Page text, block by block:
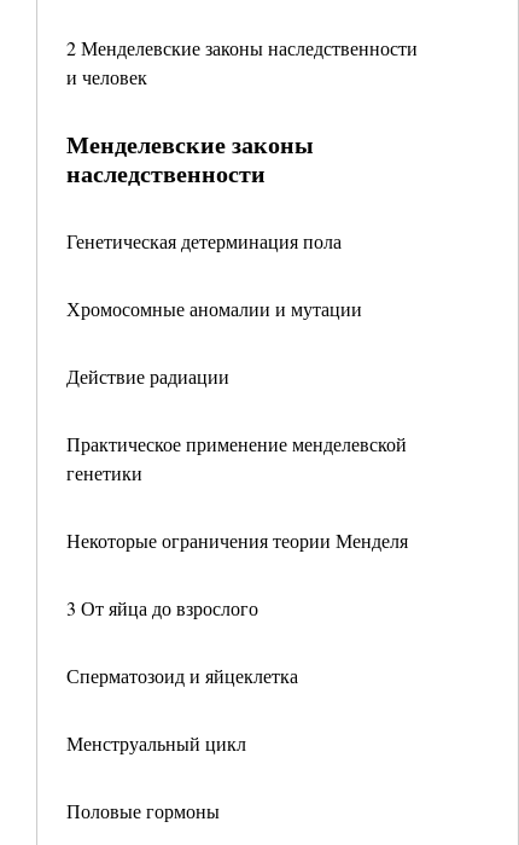
2 Менделевские законы наследственности
и человек
Менделевские законы
наследственности
Генетическая детерминация пола
Хромосомные аномалии и мутации
Действие радиации
Практическое применение менделевской
генетики
Некоторые ограничения теории Менделя
3 От яйца до взрослого
Сперматозоид и яйцеклетка
Менструальный цикл
Половые гормоны